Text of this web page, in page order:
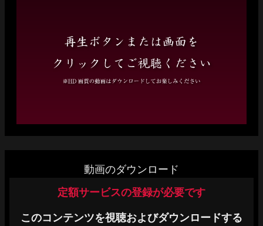
[定額] 継続1カ月ギャラリー
[定額] 継続3カ月ギャラリー
[定額] 継続6カ月ギャラリー
動画のダウンロード
定額サービスの登録が必要です
このコンテンツを視聴およびダウンロードする